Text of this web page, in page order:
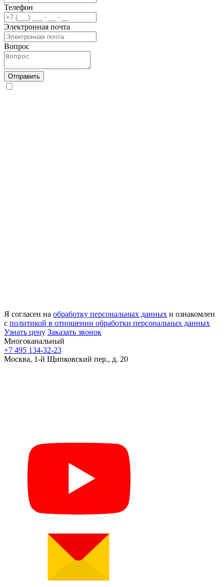
Телефон
Электронная почта
Вопрос
Отправить
Я согласен на обработку персональных данных и ознакомлен
с политикой в отношении обработки персональных данных
Узнать цену Заказать звонок
Многоканальный
+7 495 134-32-23
Москва, 1-й Щипковский пер., д. 20